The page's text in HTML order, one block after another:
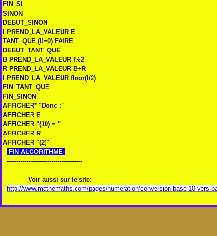
FIN_SI
SINON
DEBUT_SINON
I PREND_LA_VALEUR E
TANT_QUE (I!=0) FAIRE
DEBUT_TANT_QUE
B PREND_LA_VALEUR I%2
R PREND_LA_VALEUR B+R
I PREND_LA_VALEUR floor(I/2)
FIN_TANT_QUE
FIN_SINON
AFFICHER* "Donc :"
AFFICHER E
AFFICHER "(10) = "
AFFICHER R
AFFICHER "(2)"
FIN ALGORITHME
---------------------------------------
Voir aussi sur le site:
http://www.mathemaths.com/pages/numeration/conversion-base-10-vers-